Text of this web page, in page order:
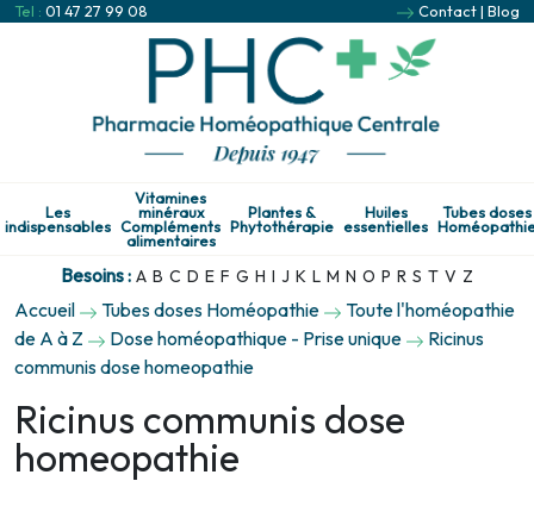
Tel : 01 47 27 99 08 Contact| Blog
Les
indispensables
Vitamines
minéraux
Compléments
alimentaires
Plantes &
Phytothérapie
Huiles
essentielles
Tubes doses
Besoins : A B C D E F G H I J K L M N O P R S T V Z
Accueil Tubes doses Homéopathie
Toute l'homéopathie
de A à Z
Dose homéopathique - Prise unique
Ricinus
communis dose homeopathie
Ricinus communis dose
homeopathie